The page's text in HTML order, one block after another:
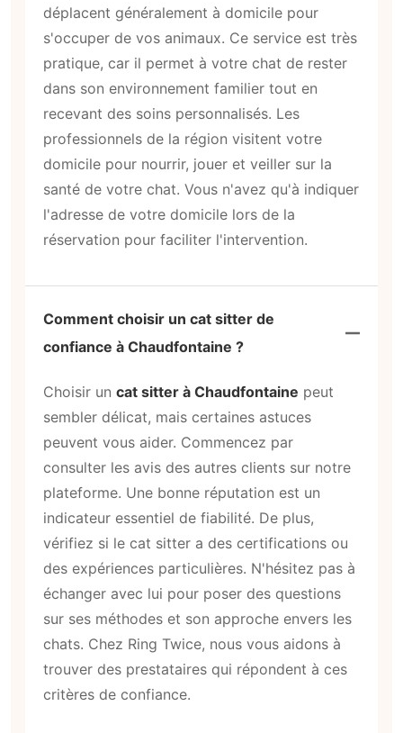
déplacent généralement à domicile pour
s'occuper de vos animaux. Ce service est très
pratique, car il permet à votre chat de rester
dans son environnement familier tout en
recevant des soins personnalisés. Les
professionnels de la région visitent votre
domicile pour nourrir, jouer et veiller sur la
santé de votre chat. Vous n'avez qu'à indiquer
l'adresse de votre domicile lors de la
réservation pour faciliter l'intervention.
Comment choisir un cat sitter de
confiance à Chaudfontaine ?
Choisir un cat sitter à Chaudfontaine peut
sembler délicat, mais certaines astuces
peuvent vous aider. Commencez par
consulter les avis des autres clients sur notre
plateforme. Une bonne réputation est un
indicateur essentiel de fiabilité. De plus,
vérifiez si le cat sitter a des certifications ou
des expériences particulières. N'hésitez pas à
échanger avec lui pour poser des questions
sur ses méthodes et son approche envers les
chats. Chez Ring Twice, nous vous aidons à
trouver des prestataires qui répondent à ces
critères de confiance.